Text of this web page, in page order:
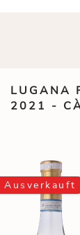
LUGANA
2021 -
Ausverkauft